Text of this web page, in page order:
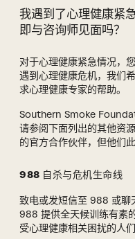
以下是常见问题的答案。.
我遇到了心理健康紧
即与咨询师见面吗？
对于心理健康紧急情况，
遇到心理健康危机，我们
求心理健康专家的帮助。
Southern Smoke
请参阅下面列出的其他资
的官方合作伙伴，但他们
988 自杀与危机生命线
致电或发短信至 988 或聊
988 提供全天候训练有素
受心理健康相关困扰的人们